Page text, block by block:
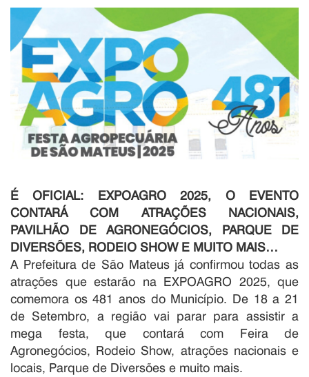
É OFICIAL: EXPOAGRO 2025, O EVENTO
CONTARÁ COM ATRAÇÕES NACIONAIS,
PAVILHÃO DE AGRONEGÓCIOS, PARQUE DE
DIVERSÕES, RODEIO SHOW E MUITO MAIS…
A Prefeitura de São Mateus já confirmou todas as
atrações que estarão na EXPOAGRO 2025, que
comemora os 481 anos do Município. De 18 a 21
de Setembro, a região vai parar para assistir a
mega festa, que contará com Feira de
Agronegócios, Rodeio Show, atrações nacionais e
locais, Parque de Diversões e muito mais.